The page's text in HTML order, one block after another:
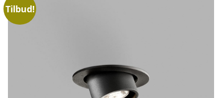
Tilbud!